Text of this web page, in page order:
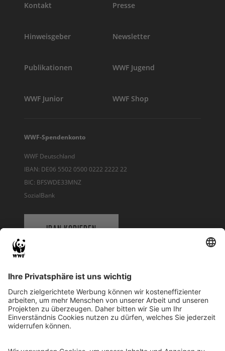
Kontakt Presse
Hinweisgeber Newsletter
Publikationen WWF Jugend
WWF Junior WWF Shop
WWF-Spendenkonto
WWF Deutschland
IBAN: DE06 5502 0500 0222 2222 22
BIC: BFSWDE33MNZ
SozialBank
IBAN KOPIEREN
WWF Deutschland
Reinhardtstr. 18
10117 Berlin